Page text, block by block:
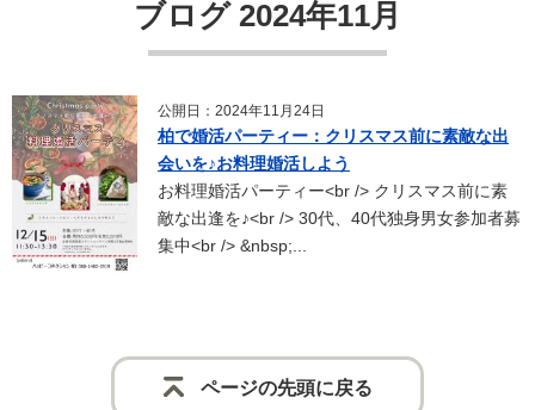
ブログ 2024年11月
公開日：2024年11月24日
柏で婚活パーティー：クリスマス前に素敵な出
会いを♪お料理婚活しよう
お料理婚活パーティー<br /> クリスマス前に素
敵な出逢を♪<br /> 30代、40代独身男女参加者募
集中<br /> &nbsp;...
ページの先頭に戻る